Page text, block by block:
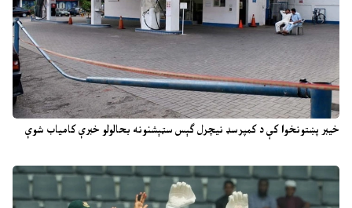
خیبر پښتونخوا کې د کمپرسډ نیچرل ګېس سټېشنونه بحالولو خبرې کامیاب شوې